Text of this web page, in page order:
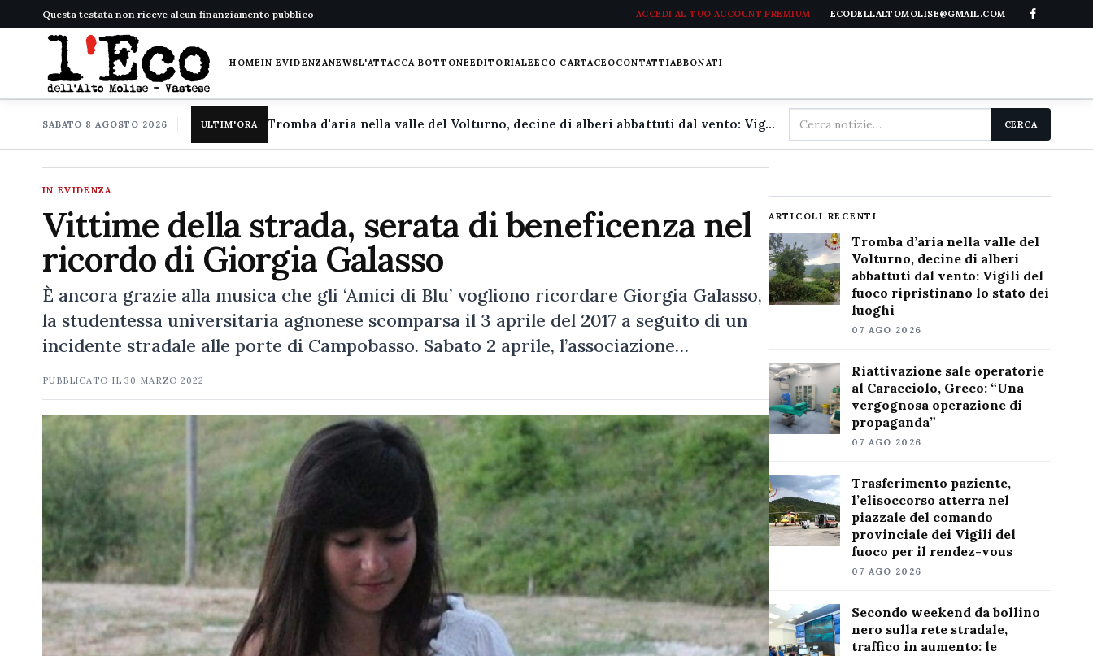
Questa testata non riceve alcun finanziamento pubblico ACCEDI AL TUO ACCOUNT PREMIUM ECODELLALTOMOLISE@GMAIL.COM
HOMEIN EVIDENZANEWSL'ATTACCA BOTTONEEDITORIALEECO CARTACEOCONTATTIABBONATI
SABATO 8 AGOSTO 2026 ULTIM'ORA Tromba d'aria nella valle del Volturno, decine di alberi abbattuti dal vento: Vigili del fuoco ripristinano lo stato dei luoghi
Cerca
nel
CERCA
IN EVIDENZA
Vittime della strada, serata di beneficenza nel
ricordo di Giorgia Galasso
È ancora grazie alla musica che gli ‘Amici di Blu’ vogliono ricordare Giorgia Galasso,
la studentessa universitaria agnonese scomparsa il 3 aprile del 2017 a seguito di un
incidente stradale alle porte di Campobasso. Sabato 2 aprile, l’associazione…
PUBBLICATO IL30 MARZO 2022
ARTICOLI RECENTI
Tromba d’aria nella valle del
Volturno, decine di alberi
abbattuti dal vento: Vigili del
fuoco ripristinano lo stato dei
luoghi
07 AGO 2026
Riattivazione sale operatorie
al Caracciolo, Greco: “Una
vergognosa operazione di
propaganda”
07 AGO 2026
Trasferimento paziente,
l’elisoccorso atterra nel
piazzale del comando
provinciale dei Vigili del
fuoco per il rendez-vous
07 AGO 2026
Secondo weekend da bollino
nero sulla rete stradale,
traffico in aumento: le